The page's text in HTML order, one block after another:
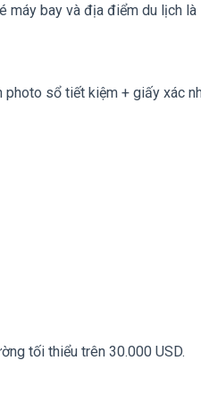
máy bay và địa điểm du lịch là
sổ tiết kiệm + giấy xác
tối thiểu trên 30.000 USD.